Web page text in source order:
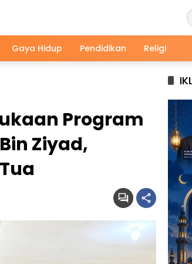
Gaya Hidup Pendidikan Religi
Program
Ziyad,